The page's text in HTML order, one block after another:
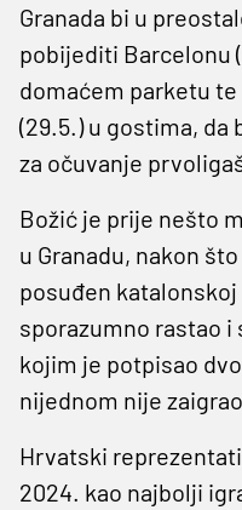
Granada bi u
pobijediti Barcelonu
domaćem parketu te
(29.5.) u gostima, da
za očuvanje
Božić je prije nešto
u Granadu, nakon
posuđen
sporazumno rastao
kojim je potpisao
nijednom nije
Hrvatski
2024. kao najbolji